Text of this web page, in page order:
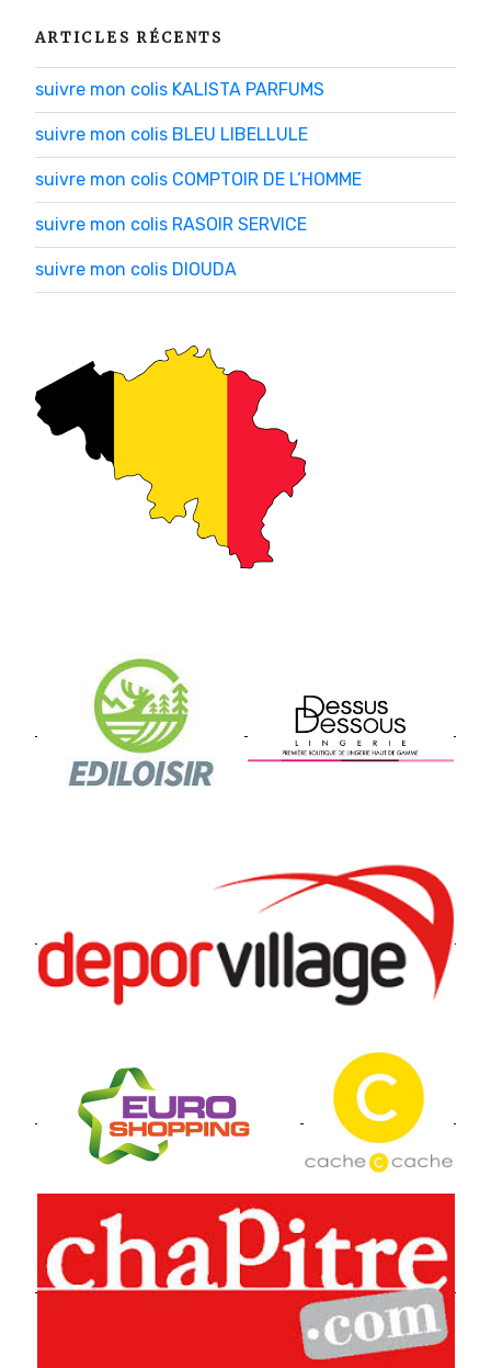
ARTICLES RÉCENTS
suivre mon colis KALISTA PARFUMS
suivre mon colis BLEU LIBELLULE
suivre mon colis COMPTOIR DE L’HOMME
suivre mon colis RASOIR SERVICE
suivre mon colis DIOUDA